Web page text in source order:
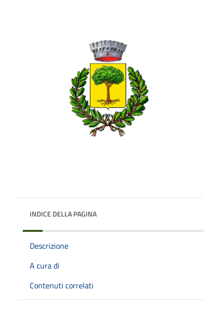
INDICE DELLA PAGINA
Descrizione
A cura di
Contenuti correlati